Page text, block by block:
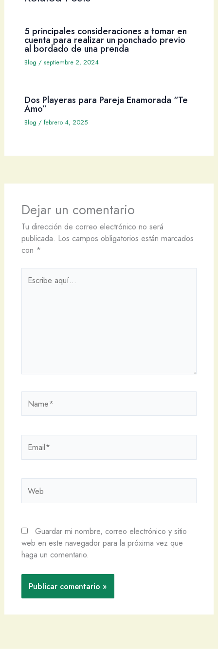
5 principales consideraciones a tomar en
cuenta para realizar un ponchado previo
al bordado de una prenda
Blog / septiembre 2, 2024
Dos Playeras para Pareja Enamorada “Te
Amo”
Blog / febrero 4, 2025
Dejar un comentario
Tu dirección de correo electrónico no será
publicada. Los campos obligatorios están marcados
con *
aquí...
Guardar mi nombre, correo electrónico y sitio
web en este navegador para la próxima vez que
haga un comentario.